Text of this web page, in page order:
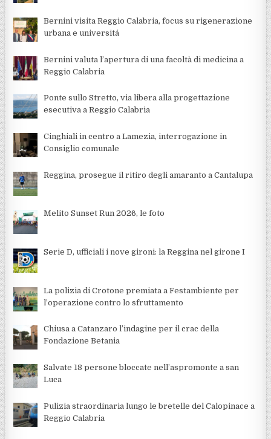
Bernini visita Reggio Calabria, focus su rigenerazione
urbana e universitá
Bernini valuta l’apertura di una facoltà di medicina a
Reggio Calabria
Ponte sullo Stretto, via libera alla progettazione
esecutiva a Reggio Calabria
Cinghiali in centro a Lamezia, interrogazione in
Consiglio comunale
Reggina, prosegue il ritiro degli amaranto a Cantalupa
Melito Sunset Run 2026, le foto
Serie D, ufficiali i nove gironi: la Reggina nel girone I
La polizia di Crotone premiata a Festambiente per
l’operazione contro lo sfruttamento
Chiusa a Catanzaro l’indagine per il crac della
Fondazione Betania
Salvate 18 persone bloccate nell’aspromonte a san
Luca
Pulizia straordinaria lungo le bretelle del Calopinace a
Reggio Calabria